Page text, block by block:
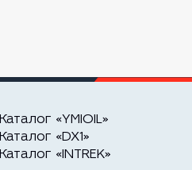
Каталог «YMIOIL»
Каталог «DX1»
Каталог «INTREK»